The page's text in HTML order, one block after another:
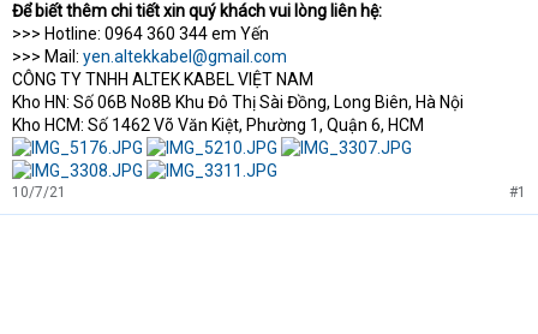
Để biết thêm chi tiết xin quý khách vui lòng liên hệ:
>>> Hotline: 0964 360 344 em Yến
>>> Mail: yen.altekkabel@gmail.com
CÔNG TY TNHH ALTEK KABEL VIỆT NAM
Kho HN: Số 06B No8B Khu Đô Thị Sài Đồng, Long Biên, Hà Nội
Kho HCM: Số 1462 Võ Văn Kiệt, Phường 1, Quận 6, HCM
10/7/21 #1